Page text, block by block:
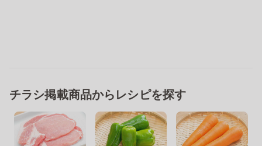
チラシ掲載商品からレシピを探す